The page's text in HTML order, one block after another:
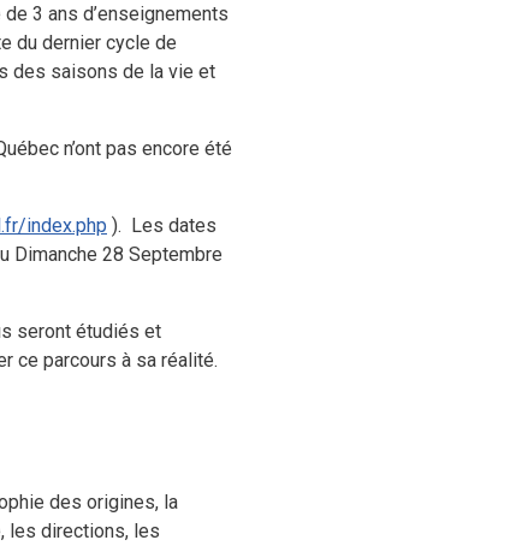
3 ans d’enseignements
du dernier cycle de
des saisons de la vie et
n’ont pas encore été
index.php ). Les dates
Dimanche 28 Septembre
seront étudiés et
ce parcours à sa réalité.
des origines, la
les directions, les